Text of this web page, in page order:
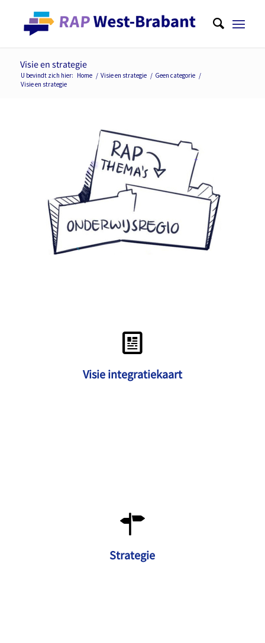
Visie en strategie
U bevindt zich hier: Home / Visie en strategie / Geen categorie /
Visie en strategie
Visie integratiekaart
Strategie